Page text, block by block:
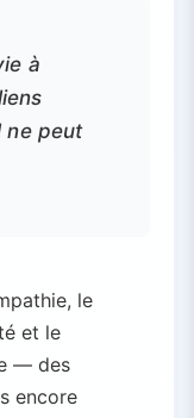
à
ne peut
le
et le
— des
encore